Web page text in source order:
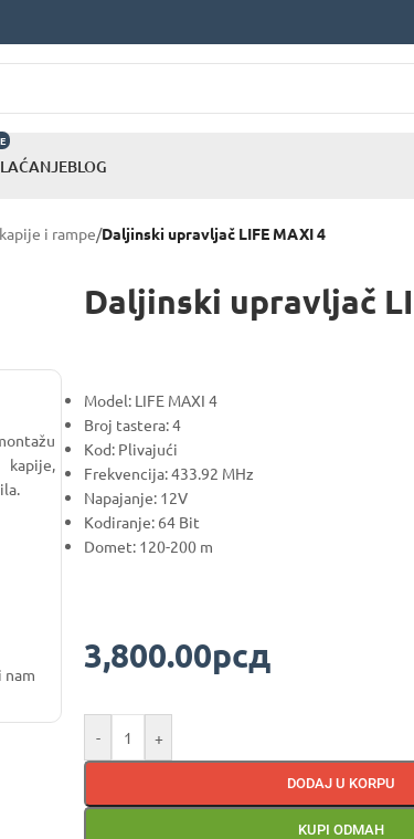
BLOG
i rampe/Daljinski upravljač LIFE MAXI 4
nam
Daljinski upravljač
Model: LIFE MAXI 4
Broj tastera: 4
Kod: Plivajući
Frekvencija: 433.92 MHz
Napajanje: 12V
Kodiranje: 64 Bit
Domet: 120-200 m
3,800.00рсд
- +
DODAJ U KORPU
KUPI ODMAH